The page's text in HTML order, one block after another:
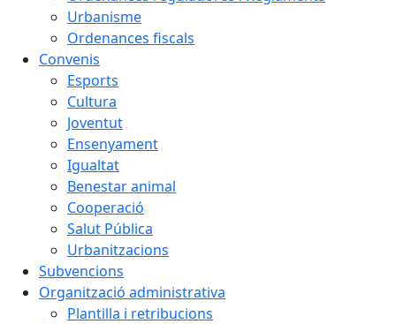
Urbanisme
Ordenances fiscals
Convenis
Esports
Cultura
Joventut
Ensenyament
Igualtat
Benestar animal
Cooperació
Salut Pública
Urbanitzacions
Subvencions
Organització administrativa
Plantilla i retribucions